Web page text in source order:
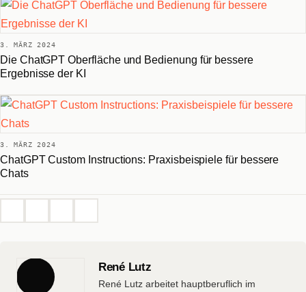
3. MÄRZ 2024
Die ChatGPT Oberfläche und Bedienung für bessere
Ergebnisse der KI
3. MÄRZ 2024
ChatGPT Custom Instructions: Praxisbeispiele für bessere
Chats
René Lutz
René Lutz arbeitet hauptberuflich im